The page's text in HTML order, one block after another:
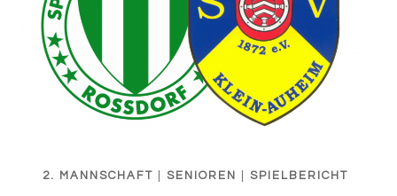
2. MANNSCHAFT SENIOREN SPIELBERICHT